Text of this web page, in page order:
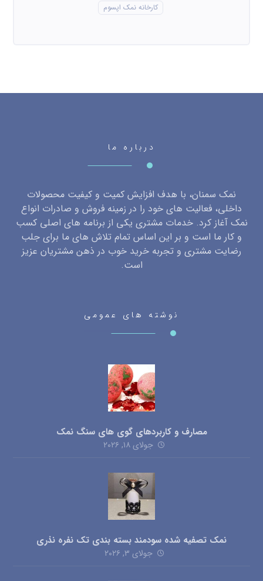
کارخانه نمک اپسوم
درباره ما
نمک سمنان، با هدف افزایش کمیت و کیفیت محصولات
داخلی، فعالیت های خود را در زمینه فروش و صادرات انواع
نمک آغاز کرد. خدمات مشتری یکی از برنامه های اصلی کسب
و کار ما است و بر این اساس تمام تلاش های ما برای جلب
رضایت مشتری و تجربه خرید خوب در ذهن مشتریان عزیز
است.
نوشته های عمومی
مصارف و کاربردهای گوی های سنگ نمک
جولای ۱۸, ۲۰۲۶
نمک تصفیه شده سودمند بسته بندی تک نفره نذری
جولای ۳, ۲۰۲۶